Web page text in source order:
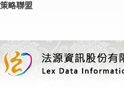
策略聯盟